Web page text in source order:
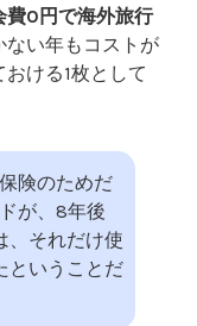
費0円で海外旅行
ない年もコストが
ける1枚として
険のためだ
が、8年後
、それだけ使
ということだ